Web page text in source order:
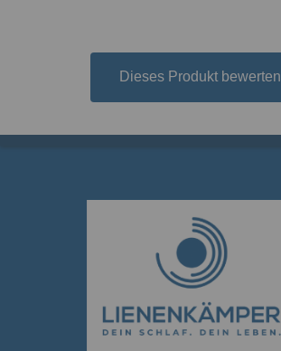
Dieses Produkt bewerten